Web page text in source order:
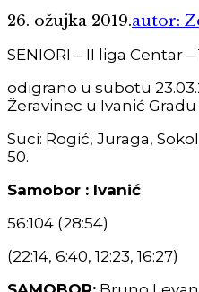
26. ožujka 2019.autor:
SENIORI – II liga Centar –
odigrano u subotu
Žeravinec u Ivanić Gradu
Suci: Rogić, Juraga,
50.
Samobor : Ivanić
56:104 (28:54)
(22:14, 6:40, 12:23, 16:27)